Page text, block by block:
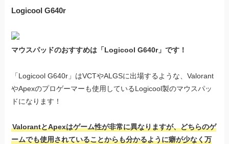
Logicool G640r
マウスパッドのおすすめは「Logicool G640r」です！
「Logicool G640r」はVCTやALGSに出場するような、Valorant
やApexのプロゲーマーも使用しているLogicool製のマウスパッ
ドになります！
ValorantとApexはゲーム性が非常に異なりますが、どちらのゲ
ームでも使用されていることからも分かるように癖が少なく万